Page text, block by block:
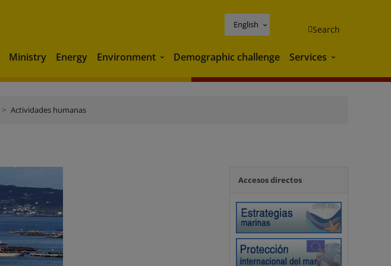
English Search
Ministry Energy Environment Environment
Demographic challenge Services Services
Actividades humanas
Accesos directos